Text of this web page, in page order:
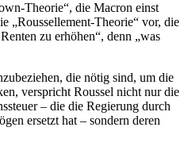
Theorie“, die Macron einst
„Roussellement-Theorie“ vor, die
zu erhöhen“, denn „was
die nötig sind, um die
verspricht Roussel nicht nur die
– die die Regierung durch
ersetzt hat – sondern deren